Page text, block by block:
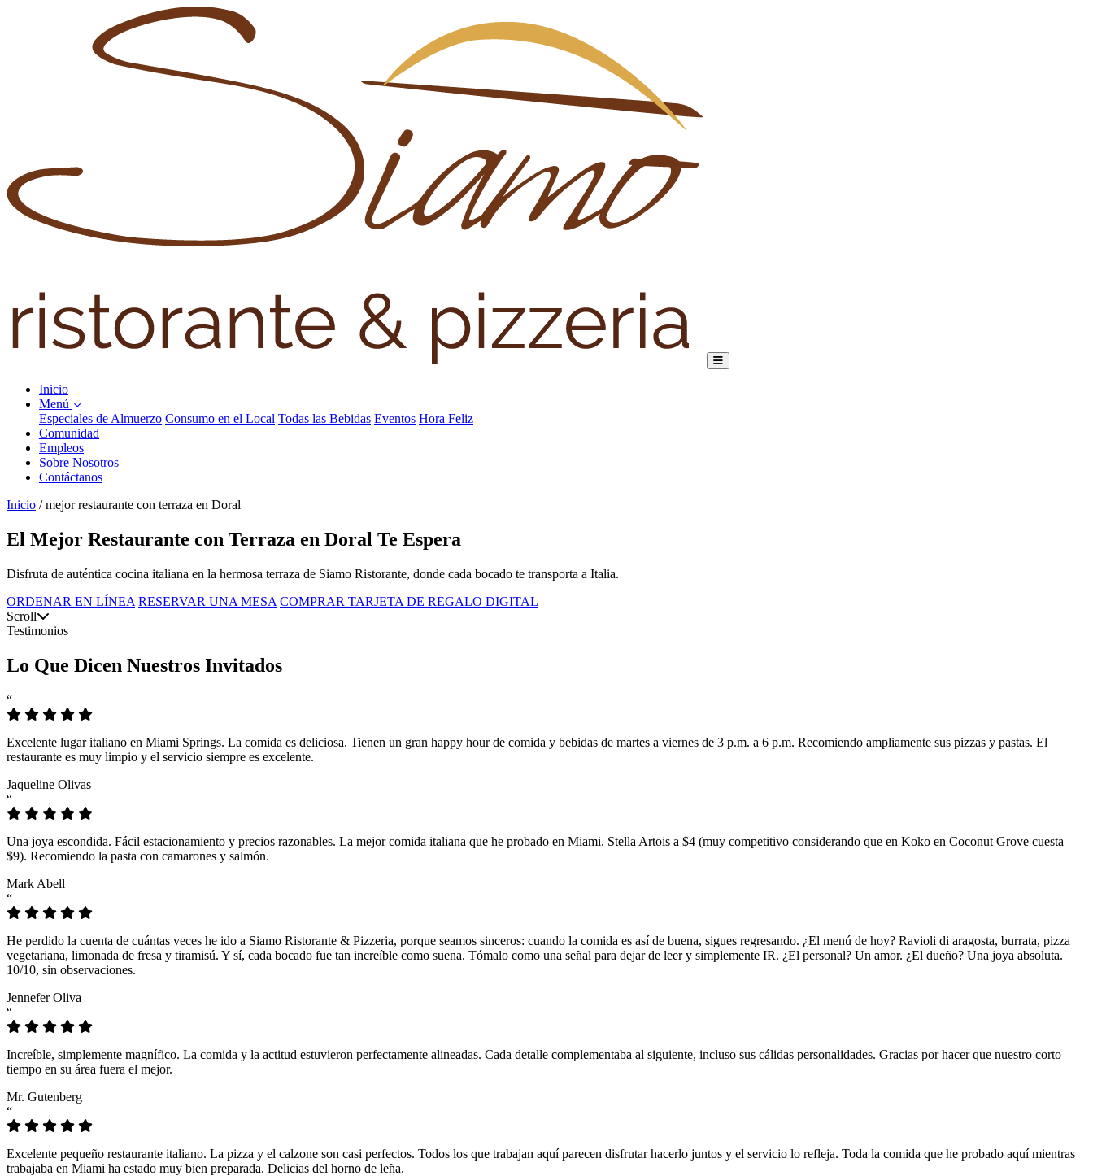
Inicio
Menú
Especiales de Almuerzo Consumo en el Local Todas las Bebidas Eventos Hora Feliz
Comunidad
Empleos
Sobre Nosotros
Contáctanos
Inicio / mejor restaurante con terraza en Doral
El Mejor Restaurante con Terraza en Doral Te Espera
Disfruta de auténtica cocina italiana en la hermosa terraza de Siamo Ristorante, donde cada bocado te transporta a Italia.
ORDENAR EN LÍNEA RESERVAR UNA MESA COMPRAR TARJETA DE REGALO DIGITAL
Scroll
Testimonios
Lo Que Dicen Nuestros Invitados
“
Excelente lugar italiano en Miami Springs. La comida es deliciosa. Tienen un gran happy hour de comida y bebidas de martes a viernes de 3 p.m. a 6 p.m. Recomiendo ampliamente sus pizzas y pastas. El
restaurante es muy limpio y el servicio siempre es excelente.
Jaqueline Olivas
“
Una joya escondida. Fácil estacionamiento y precios razonables. La mejor comida italiana que he probado en Miami. Stella Artois a $4 (muy competitivo considerando que en Koko en Coconut Grove cuesta
$9). Recomiendo la pasta con camarones y salmón.
Mark Abell
“
He perdido la cuenta de cuántas veces he ido a Siamo Ristorante & Pizzeria, porque seamos sinceros: cuando la comida es así de buena, sigues regresando. ¿El menú de hoy? Ravioli di aragosta, burrata, pizza
vegetariana, limonada de fresa y tiramisú. Y sí, cada bocado fue tan increíble como suena. Tómalo como una señal para dejar de leer y simplemente IR. ¿El personal? Un amor. ¿El dueño? Una joya absoluta.
10/10, sin observaciones.
Jennefer Oliva
“
Increíble, simplemente magnífico. La comida y la actitud estuvieron perfectamente alineadas. Cada detalle complementaba al siguiente, incluso sus cálidas personalidades. Gracias por hacer que nuestro corto
tiempo en su área fuera el mejor.
Mr. Gutenberg
“
Excelente pequeño restaurante italiano. La pizza y el calzone son casi perfectos. Todos los que trabajan aquí parecen disfrutar hacerlo juntos y el servicio lo refleja. Toda la comida que he probado aquí mientras
trabajaba en Miami ha estado muy bien preparada. Delicias del horno de leña.